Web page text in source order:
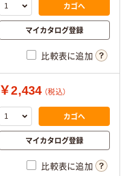
カゴへ
マイカタログ登録
比較表に追加
￥2,434 （税込）
カゴへ
マイカタログ登録
比較表に追加